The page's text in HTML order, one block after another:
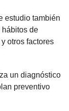
estudio también
de
otros factores
un diagnóstico
preventivo